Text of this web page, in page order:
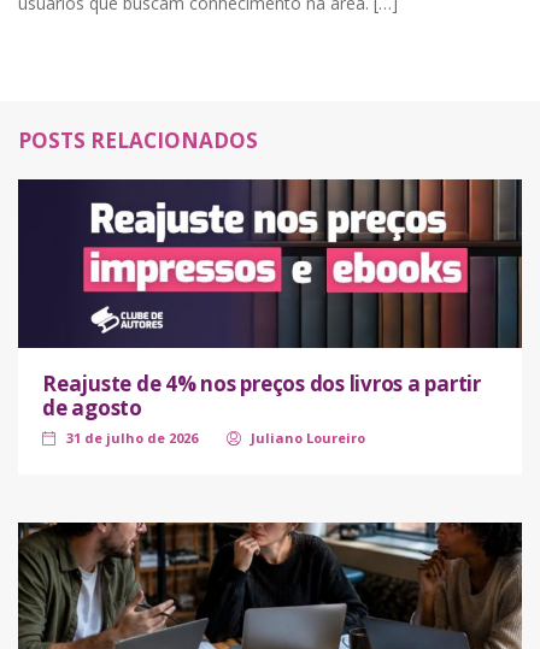
POSTS RELACIONADOS
Reajuste de 4% nos preços dos livros a partir
de agosto
31 de julho de 2026 Juliano Loureiro